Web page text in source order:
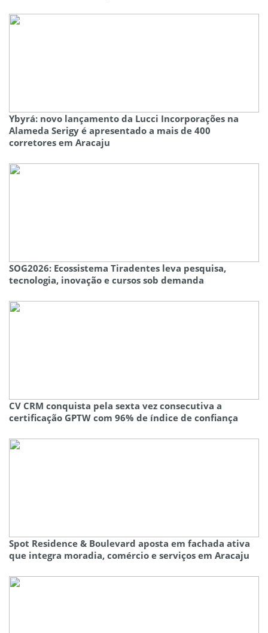
Ybyrá: novo lançamento da Lucci Incorporações na
Alameda Serigy é apresentado a mais de 400
corretores em Aracaju
SOG2026: Ecossistema Tiradentes leva pesquisa,
tecnologia, inovação e cursos sob demanda
CV CRM conquista pela sexta vez consecutiva a
certificação GPTW com 96% de índice de confiança
Spot Residence & Boulevard aposta em fachada ativa
que integra moradia, comércio e serviços em Aracaju